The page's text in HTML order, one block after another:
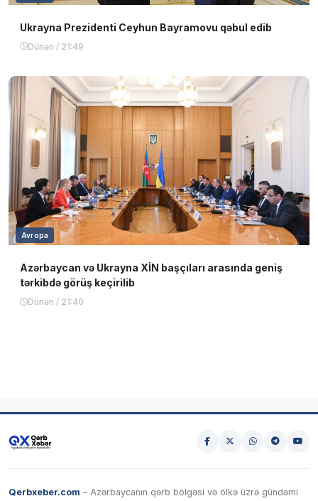
Ukrayna Prezidenti Ceyhun Bayramovu qəbul edib
Dünən / 21:49
Avropa
Azərbaycan və Ukrayna XİN başçıları arasında geniş
tərkibdə görüş keçirilib
Dünən / 21:40
Qerbxeber.com – Azərbaycanın qərb bölgəsi və ölkə üzrə gündəmi